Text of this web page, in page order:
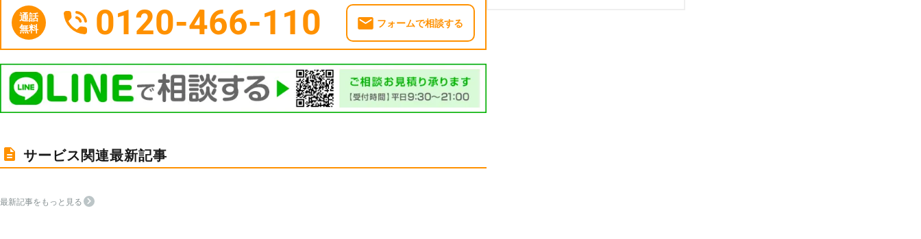
通話
無料
0120-466-110 フォームで相談する
サービス関連最新記事
最新記事をもっと見る